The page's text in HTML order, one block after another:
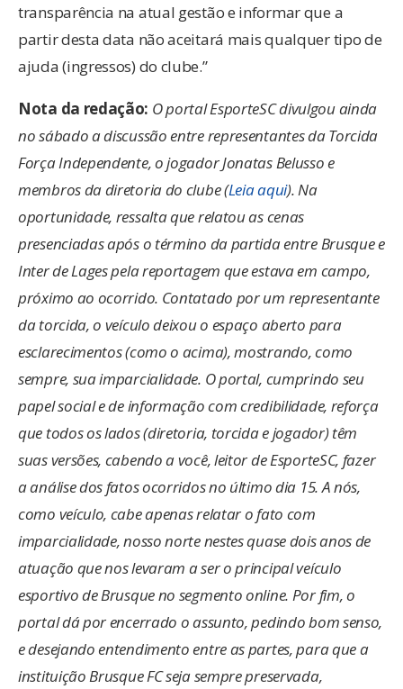
transparência na atual gestão e informar que a
partir desta data não aceitará mais qualquer tipo de
ajuda (ingressos) do clube.”
Nota da redação: O portal EsporteSC divulgou ainda
no sábado a discussão entre representantes da Torcida
Força Independente, o jogador Jonatas Belusso e
membros da diretoria do clube (Leia aqui). Na
oportunidade, ressalta que relatou as cenas
presenciadas após o término da partida entre Brusque e
Inter de Lages pela reportagem que estava em campo,
próximo ao ocorrido. Contatado por um representante
da torcida, o veículo deixou o espaço aberto para
esclarecimentos (como o acima), mostrando, como
sempre, sua imparcialidade. O portal, cumprindo seu
papel social e de informação com credibilidade, reforça
que todos os lados (diretoria, torcida e jogador) têm
suas versões, cabendo a você, leitor de EsporteSC, fazer
a análise dos fatos ocorridos no último dia 15. A nós,
como veículo, cabe apenas relatar o fato com
imparcialidade, nosso norte nestes quase dois anos de
atuação que nos levaram a ser o principal veículo
esportivo de Brusque no segmento online. Por fim, o
portal dá por encerrado o assunto, pedindo bom senso,
e desejando entendimento entre as partes, para que a
instituição Brusque FC seja sempre preservada,